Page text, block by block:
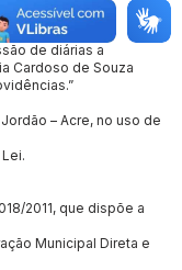
de diárias a
Cardoso de Souza
– Acre, no uso de
2011, que dispõe a
Municipal Direta e